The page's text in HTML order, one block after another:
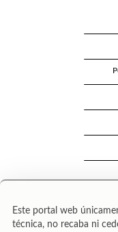
Este portal web
técnica, no recaba ni